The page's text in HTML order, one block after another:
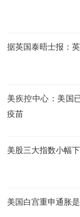
据英国泰晤士报：
美疾控中心：美国
疫苗
美股三大指数小幅
美国白宫重申通胀